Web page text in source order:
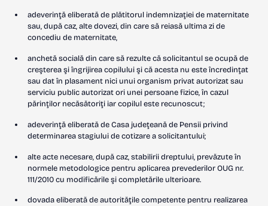
adeverinţă eliberată de plătitorul indemnizaţiei de maternitate
sau, după caz, alte dovezi, din care să reiasă ultima zi de
concediu de maternitate,
anchetă socială din care să rezulte că solicitantul se ocupă de
creşterea şi îngrijirea copilului şi că acesta nu este încredinţat
sau dat în plasament nici unui organism privat autorizat sau
serviciu public autorizat ori unei persoane fizice, în cazul
părinţilor necăsătoriţi iar copilul este recunoscut;
adeverinţă eliberată de Casa judeţeană de Pensii privind
determinarea stagiului de cotizare a solicitantului;
alte acte necesare, după caz, stabilirii dreptului, prevăzute în
normele metodologice pentru aplicarea prevederilor OUG nr.
111/2010 cu modificările şi completările ulterioare.
dovada eliberată de autorităţile competente pentru realizarea